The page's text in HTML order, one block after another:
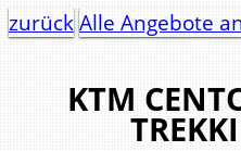
zurückAlle Angebote
KTM